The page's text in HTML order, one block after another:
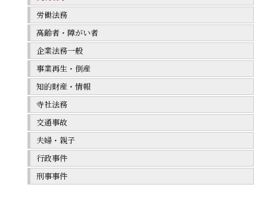
労働法務
高齢者・障がい者
企業法務一般
事業再生・倒産
知的財産・情報
寺社法務
交通事故
夫婦・親子
行政事件
刑事事件